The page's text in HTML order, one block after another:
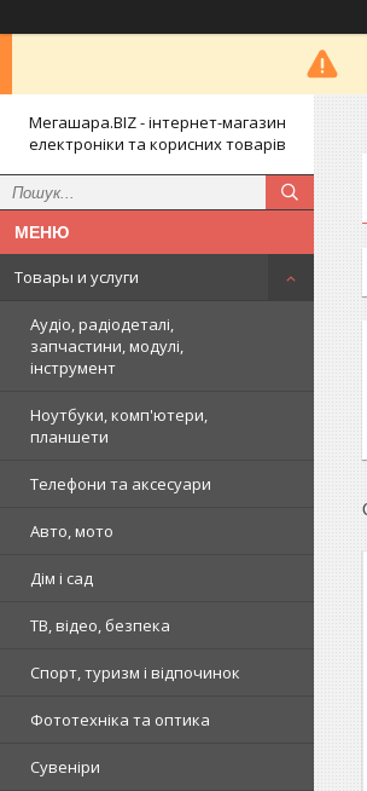
Мегашара.BIZ - інтернет-магазин
електроніки та корисних товарів
Товары и услуги
Аудіо, радіодеталі,
запчастини, модулі,
інструмент
Ноутбуки, комп'ютери,
планшети
Телефони та аксесуари
Авто, мото
Дім і сад
ТВ, відео, безпека
Спорт, туризм і відпочинок
Фототехніка та оптика
Сувеніри